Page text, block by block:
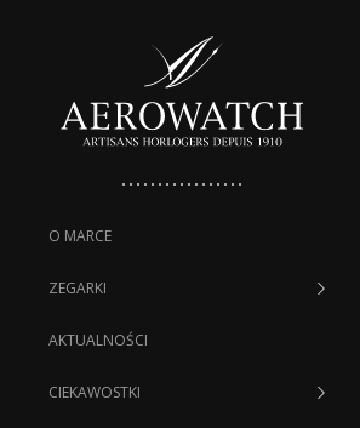
O MARCE
ZEGARKI
AKTUALNOŚCI
CIEKAWOSTKI